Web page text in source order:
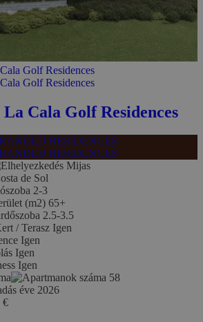
Cala Golf Residences
RESIDENCES
RESIDENCES
Mijas
de Sol
2-3
65+
2.5-3.5
Igen
Igen
Igen
Igen
58
2026
€